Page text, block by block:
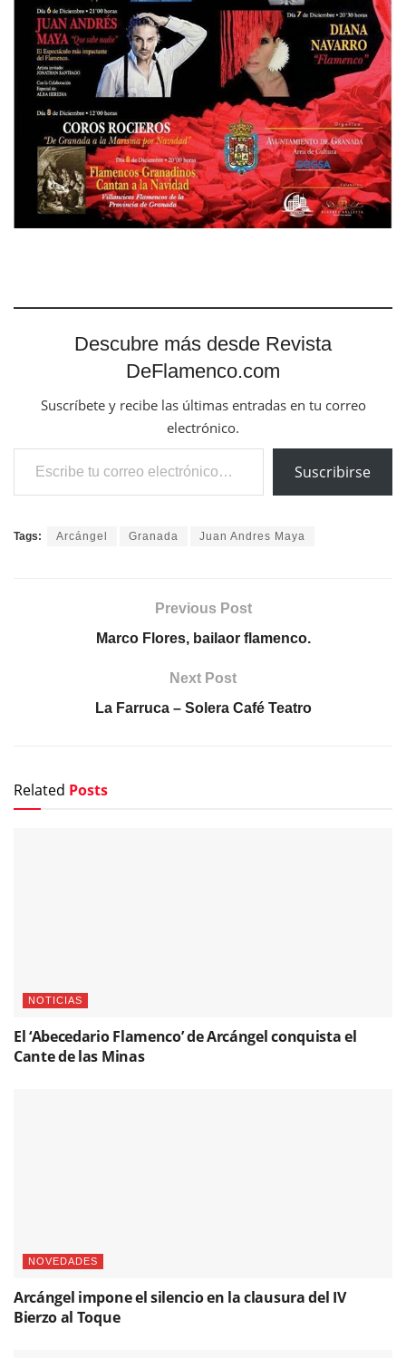
Descubre más desde Revista
DeFlamenco.com
Suscríbete y recibe las últimas entradas en tu correo
electrónico.
Escribe tu correo electrónico…
Suscribirse
Tags: Arcángel Granada Juan Andres Maya
Previous Post
Marco Flores, bailaor flamenco.
Next Post
La Farruca – Solera Café Teatro
Related Posts
NOTICIAS
El ‘Abecedario Flamenco’ de Arcángel conquista el
Cante de las Minas
NOVEDADES
Arcángel impone el silencio en la clausura del IV
Bierzo al Toque